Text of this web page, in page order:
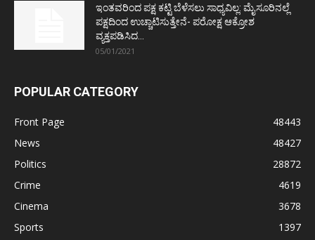
ಇಂತವರಿಂದ ಪಕ್ಷ ಕಟ್ಟಿ ಬೆಳೆಸಲು ಸಾಧ್ಯವಿಲ್ಲ: ಮೈಸೂರಿನಲ್ಲೆ
ಪಕ್ಷದಿಂದ ಉಚ್ಚಾಟಿಸುತ್ತೇನೆ- ಪರೋಕ್ಷ ಆಕ್ರೋಶ
ವ್ಯಕ್ತಪಡಿಸಿದ...
05/01/2021
POPULAR CATEGORY
Front Page
48443
News
48427
Politics
28872
Crime
4619
Cinema
3678
Sports
1397